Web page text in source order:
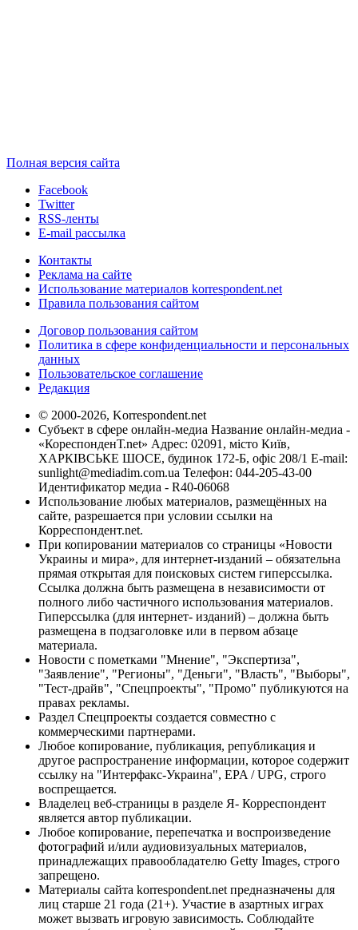
Полная версия сайта
Facebook
Twitter
RSS-ленты
E-mail рассылка
Контакты
Реклама на сайте
Использование материалов korrespondent.net
Правила пользования сайтом
Договор пользования сайтом
Политика в сфере конфиденциальности и персональных
данных
Пользовательское соглашение
Редакция
© 2000-2026, Korrespondent.net
Субъект в сфере онлайн-медиа Название онлайн-медиа -
«КореспонденТ.net» Адрес: 02091, місто Київ,
ХАРКІВСЬКЕ ШОСЕ, будинок 172-Б, офіс 208/1 E-mail:
sunlight@mediadim.com.ua Телефон: 044-205-43-00
Идентификатор медиа - R40-06068
Использование любых материалов, размещённых на
сайте, разрешается при условии ссылки на
Корреспондент.net.
При копировании материалов со страницы «Новости
Украины и мира», для интернет-изданий – обязательна
прямая открытая для поисковых систем гиперссылка.
Ссылка должна быть размещена в независимости от
полного либо частичного использования материалов.
Гиперссылка (для интернет- изданий) – должна быть
размещена в подзаголовке или в первом абзаце
материала.
Новости с пометками "Мнение", "Экспертиза",
"Заявление", "Регионы", "Деньги", "Власть", "Выборы",
"Тест-драйв", "Спецпроекты", "Промо" публикуются на
правах рекламы.
Раздел Спецпроекты создается совместно с
коммерческими партнерами.
Любое копирование, публикация, републикация и
другое распространение информации, которое содержит
ссылку на "Интерфакс-Украина", EPA / UPG, строго
воспрещается.
Владелец веб-страницы в разделе Я- Корреспондент
является автор публикации.
Любое копирование, перепечатка и воспроизведение
фотографий и/или аудиовизуальных материалов,
принадлежащих правообладателю Getty Images, строго
запрещено.
Материалы сайта korrespondent.net предназначены для
лиц старше 21 года (21+). Участие в азартных играх
может вызвать игровую зависимость. Соблюдайте